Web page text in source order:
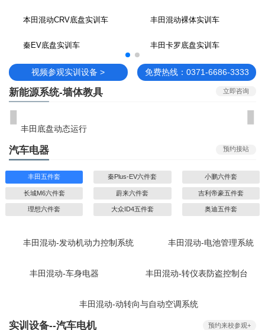
本田混动CRV底盘实训车 丰田混动裸体实训车
秦EV底盘实训车 丰田卡罗底盘实训车
视频参观实训设备 > 免费热线：0371-6686-3333
新能源系统-墙体教具 立即咨询
丰田底盘动态运行
汽车电器 预约接站
丰田五件套 秦Plus-EV六件套 小鹏六件套
长城M6六件套 蔚来六件套 吉利帝豪五件套
理想六件套 大众ID4五件套 奥迪五件套
丰田混动-发动机动力控制系统 丰田混动-电池管理系統
丰田混动-车身电器 丰田混动-转仪表防盗控制台
丰田混动-动转向与自动空调系统
实训设备--汽车电机 预约来校参观+